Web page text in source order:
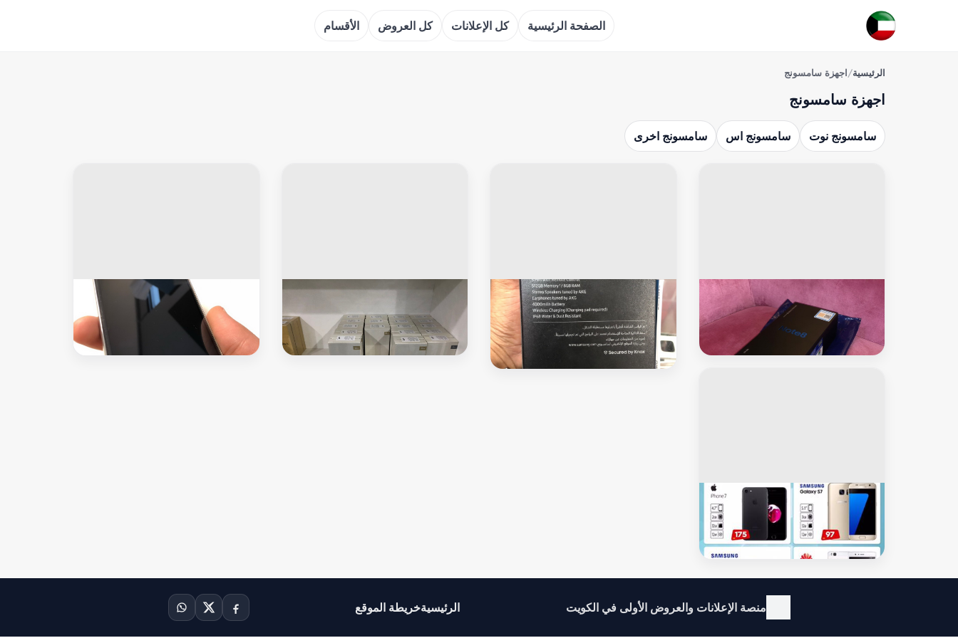
الصفحة الرئيسية كل الإعلانات كل العروض الأقسام
الرئيسية/اجهزة سامسونج
اجهزة سامسونج
سامسونج نوت سامسونج اس سامسونج اخرى
سامسونج اس
سامسونج جالاكسي S4
سامسونج نوت
نوت5 كفاله سنه
سامسونج نوت
Samsung note 9 512gb new blue
color
سامسونج نوت
نوت 8 نظيف جداً
سامسونج نوت
عروض خاصة
منصة الإعلانات والعروض الأولى في الكويت الرئيسيةخريطة الموقع